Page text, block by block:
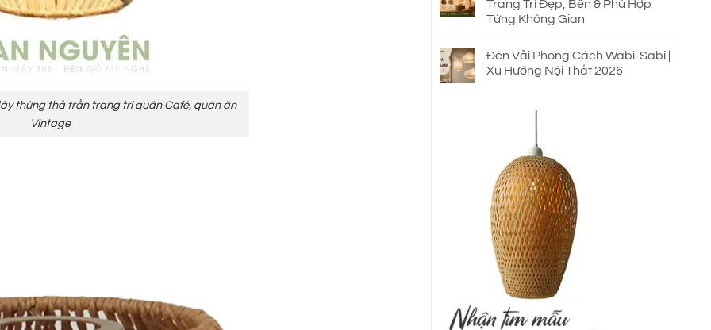
Trang Trí Đẹp, Bền & Phù Hợp
Từng Không Gian
Đèn Vải Phong Cách Wabi-Sabi |
Xu Hướng Nội Thất 2026
thừng thả trần trang trí quán Café, quán ăn
Vintage